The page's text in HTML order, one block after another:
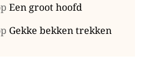
Een groot hoofd
Gekke bekken trekken